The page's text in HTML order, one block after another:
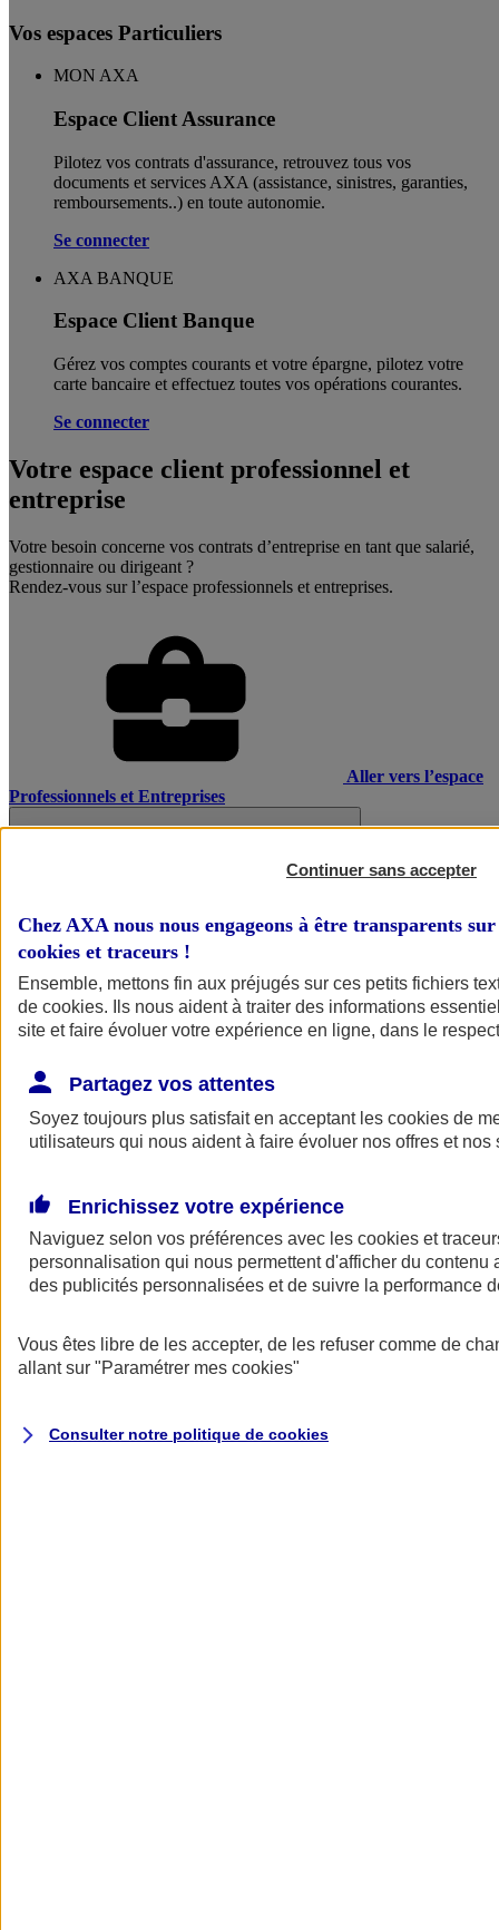
Vos espaces Particuliers
MON AXA
Espace Client Assurance
Pilotez vos contrats d'assurance, retrouvez tous vos
documents et services AXA (assistance, sinistres, garanties,
remboursements..) en toute autonomie. ​
Se connecter
AXA BANQUE
Espace Client Banque
Gérez vos comptes courants et votre épargne, pilotez votre
carte bancaire et effectuez toutes vos opérations courantes.
Se connecter
Votre espace client professionnel et
entreprise
Votre besoin concerne vos contrats d’entreprise en tant que salarié,
gestionnaire ou dirigeant ?
Rendez-vous sur l’espace professionnels et entreprises.
Aller vers l’espace
Professionnels et Entreprises
AXA Assurance
Continuer sans accepter
Chez AXA nous nous engageons à être transparents
cookies et traceurs !
Ensemble, mettons fin aux préjugés sur ces petits fichiers
de cookies. Ils nous aident à traiter des informations
site et faire évoluer votre expérience en ligne, dans le
Partagez vos attentes
Soyez toujours plus satisfait en acceptant les cookies de
utilisateurs qui nous aident à faire évoluer nos offres et nos
Enrichissez votre expérience
Naviguez selon vos préférences avec les cookies et
personnalisation qui nous permettent d'afficher du contenu
des publicités personnalisées et de suivre la performance
Vous êtes libre de les accepter, de les refuser comme de
allant sur "Paramétrer mes cookies"
Consulter notre politique de cookies